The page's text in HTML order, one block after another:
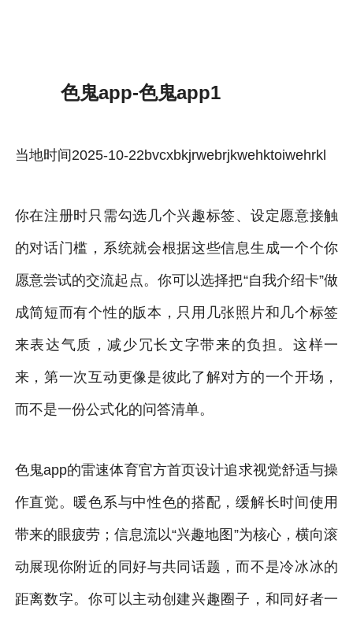
色鬼app-色鬼app1
当地时间2025-10-22bvcxbkjrwebrjkwehktoiwehrkl
你在注册时只需勾选几个兴趣标签、设定愿意接触
的对话门槛，系统就会根据这些信息生成一个个你
愿意尝试的交流起点。你可以选择把“自我介绍卡”做
成简短而有个性的版本，只用几张照片和几个标签
来表达气质，减少冗长文字带来的负担。这样一
来，第一次互动更像是彼此了解对方的一个开场，
而不是一份公式化的问答清单。
色鬼app的雷速体育官方首页设计追求视觉舒适与操
作直觉。暖色系与中性色的搭配，缓解长时间使用
带来的眼疲劳；信息流以“兴趣地图”为核心，横向滚
动展现你附近的同好与共同话题，而不是冷冰冰的
距离数字。你可以主动创建兴趣圈子，和同好者一